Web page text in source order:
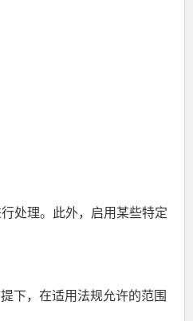
处理。此外，启用某些特定
下，在适用法规允许的范围